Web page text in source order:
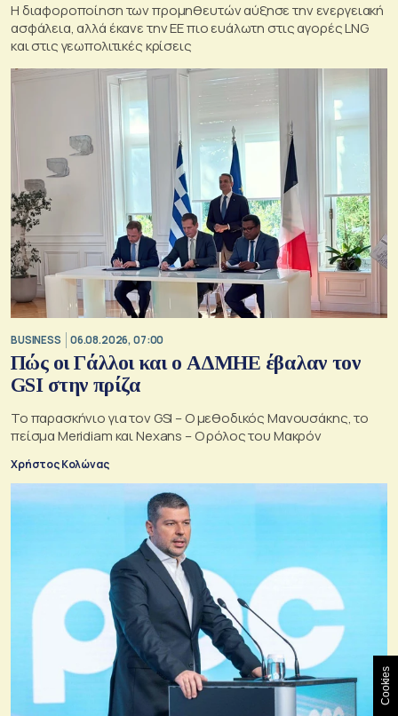
Η διαφοροποίηση των προμηθευτών αύξησε την ενεργειακή
ασφάλεια, αλλά έκανε την ΕΕ πιο ευάλωτη στις αγορές LNG
και στις γεωπολιτικές κρίσεις
BUSINESS 06.08.2026, 07:00
Πώς οι Γάλλοι και ο ΑΔΜΗΕ έβαλαν τον
GSI στην πρίζα
Το παρασκήνιο για τον GSI – Ο μεθοδικός Μανουσάκης, το
πείσμα Meridiam και Nexans – Ο ρόλος του Μακρόν
Χρήστος Κολώνας
Cookies